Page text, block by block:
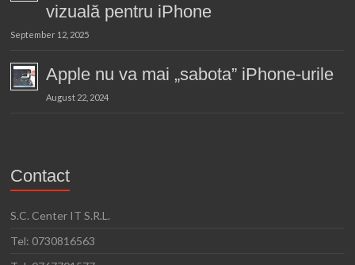
vizuală pentru iPhone
September 12, 2025
Apple nu va mai „sabota” iPhone-urile
August 22, 2024
Contact
S.C. Center IT S.R.L.
Tel: 0730816563